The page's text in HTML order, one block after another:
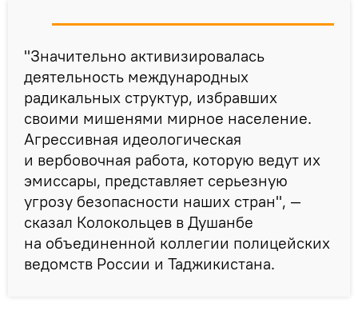
"Значительно активизировалась
деятельность международных
радикальных структур, избравших
своими мишенями мирное население.
Агрессивная идеологическая
и вербовочная работа, которую ведут их
эмиссары, представляет серьезную
угрозу безопасности наших стран", —
сказал Колокольцев в Душанбе
на объединенной коллегии полицейских
ведомств России и Таджикистана.